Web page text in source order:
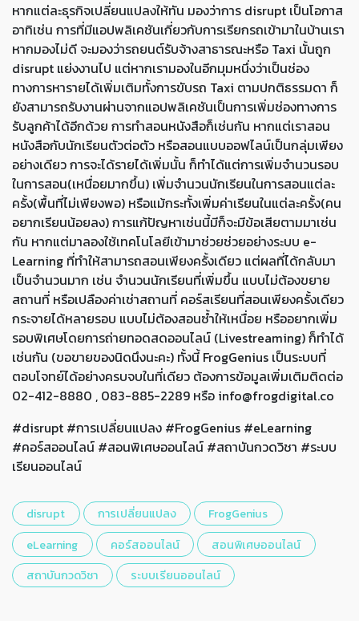
หากแต่ละธุรกิจเปลี่ยนแปลงให้ทัน มองว่าการ disrupt เป็นโอกาส
อาทิเช่น การที่มีแอปพลิเคชันเกี่ยวกับการเรียกรถเข้ามาในบ้านเรา
หากมองไม่ดี จะมองว่ารถยนต์รับจ้างสาธารณะหรือ Taxi นั้นถูก
disrupt แย่งงานไป แต่หากเรามองในอีกมุมหนึ่งว่าเป็นช่อง
ทางการหารายได้เพิ่มเติมทั้งการขับรถ Taxi ตามปกติธรรมดา ก็
ยังสามารถรับงานผ่านจากแอปพลิเคชันเป็นการเพิ่มช่องทางการ
รับลูกค้าได้อีกด้วย การทำสอนหนังสือก็เช่นกัน หากแต่เราสอน
หนังสือกับนักเรียนตัวต่อตัว หรือสอนแบบออฟไลน์เป็นกลุ่มเพียง
อย่างเดียว การจะได้รายได้เพิ่มนั้น ก็ทำได้แต่การเพิ่มจำนวนรอบ
ในการสอน(เหนื่อยมากขึ้น) เพิ่มจำนวนนักเรียนในการสอนแต่ละ
ครั้ง(พื้นที่ไม่เพียงพอ) หรือแม้กระทั้งเพิ่มค่าเรียนในแต่ละครั้ง(คน
อยากเรียนน้อยลง) การแก้ปัญหาเช่นนี้มีก็จะมีข้อเสียตามมาเช่น
กัน หากแต่มาลองใช้เทคโนโลยีเข้ามาช่วยช่วยอย่างระบบ e-
Learning ที่ทำให้สามารถสอนเพียงครั้งเดียว แต่ผลที่ได้กลับมา
เป็นจำนวนมาก เช่น จำนวนนักเรียนที่เพิ่มขึ้น แบบไม่ต้องขยาย
สถานที่ หรือเปลืองค่าเช่าสถานที่ คอร์สเรียนที่สอนเพียงครั้งเดียว
กระจายได้หลายรอบ แบบไม่ต้องสอนซ้ำให้เหนื่อย หรืออยากเพิ่ม
รอบพิเศษโดยการถ่ายทอดสดออนไลน์ (Livestreaming) ก็ทำได้
เช่นกัน (ขอขายของนิดนึงนะคะ) ทั้งนี้ FrogGenius เป็นระบบที่
ตอบโจทย์ได้อย่างครบจบในที่เดียว ต้องการข้อมูลเพิ่มเติมติดต่อ
02-412-8880 , 083-885-2289 หรือ info@frogdigital.co
#disrupt #การเปลี่ยนแปลง #FrogGenius #eLearning
#คอร์สออนไลน์ #สอนพิเศษออนไลน์ #สถาบันกวดวิชา #ระบบ
เรียนออนไลน์
disrupt การเปลี่ยนแปลง
FrogGenius
eLearning
คอร์สออนไลน์
สอนพิเศษออนไลน์
สถาบันกวดวิชา
ระบบเรียนออนไลน์